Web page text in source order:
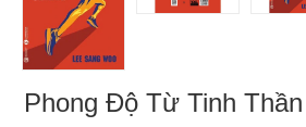
Phong Độ Từ Tinh